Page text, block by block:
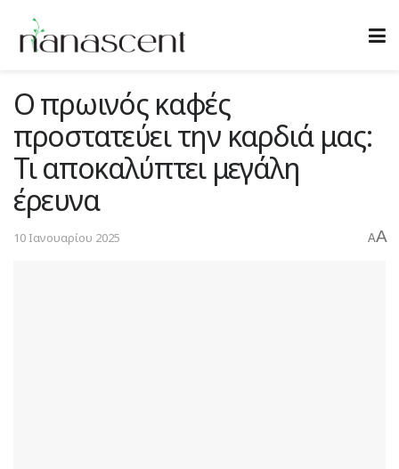
Ο πρωινός καφές
προστατεύει την καρδιά μας:
Τι αποκαλύπτει μεγάλη
έρευνα
10 Ιανουαρίου 2025 AA